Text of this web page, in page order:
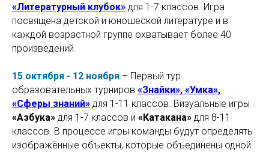
«Литературный клубок» для 1-7 классов. Игра
посвящена детской и юношеской литературе и в
каждой возрастной группе охватывает более 40
произведений.
15 октября - 12 ноября – Первый тур
образовательных турниров «Знайки», «Умка»,
«Сферы знаний» для 1-11 классов. Визуальные игры
«Азбука» для 1-7 классов и «Катакана» для 8-11
классов. В процессе игры команды будут определять
изображённые объекты, которые объединены одной